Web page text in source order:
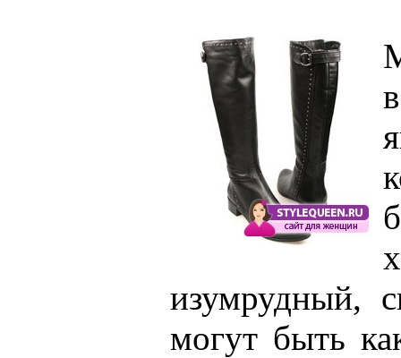
изумрудный,
могут быть